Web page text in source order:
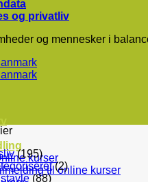
og privatliv
og mennesker i
kurser
til online kurser
(195)
(2)
(88)